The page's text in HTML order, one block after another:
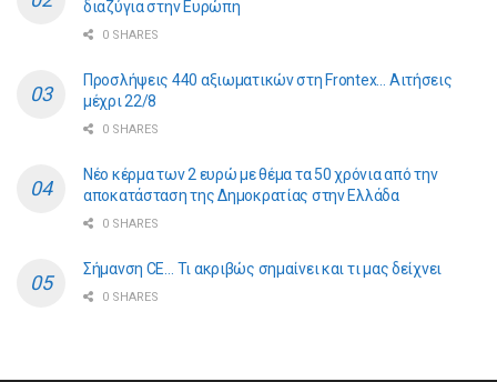
διαζύγια στην Ευρώπη
0 SHARES
Προσλήψεις 440 αξιωματικών στη Frontex… Αιτήσεις
μέχρι 22/8
0 SHARES
Νέο κέρμα των 2 ευρώ με θέμα τα 50 χρόνια από την
αποκατάσταση της Δημοκρατίας στην Ελλάδα
0 SHARES
Σήμανση CE… Τι ακριβώς σημαίνει και τι μας δείχνει
0 SHARES